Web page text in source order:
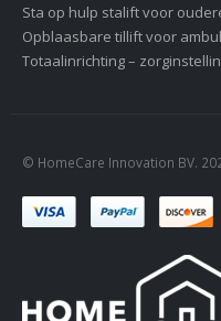
Sta op hulp stalift voor
Opblaasbare tillift voor
Totaalinrichting –
© HomeCare Innovation BV.